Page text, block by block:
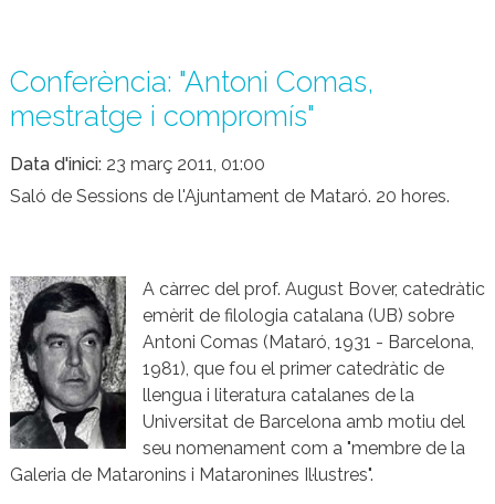
Conferència: "Antoni Comas,
mestratge i compromís"
Data d'inici 23 març 2011, 01:00
Saló de Sessions de l'Ajuntament de Mataró. 20 hores.
A càrrec del prof. August Bover, catedràtic
emèrit de filologia catalana (UB) sobre
Antoni Comas (Mataró, 1931 - Barcelona,
1981), que fou el primer catedràtic de
llengua i literatura catalanes de la
Universitat de Barcelona amb motiu del
seu nomenament com a "membre de la
Galeria de Mataronins i Mataronines Il·lustres".